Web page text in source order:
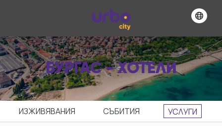
БУРГАС - ХОТЕЛИ
ИЗЖИВЯВАНИЯ СЪБИТИЯ
УСЛУГИ